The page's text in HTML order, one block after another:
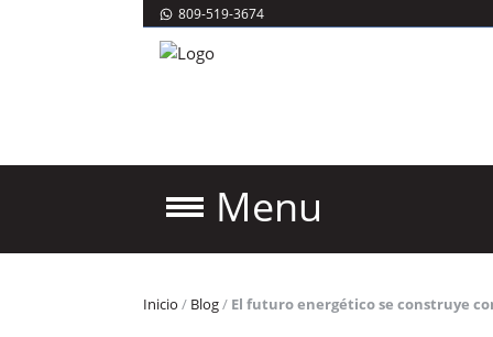
809-519-3674
Menu
Inicio / Blog/ El futuro energético se construye